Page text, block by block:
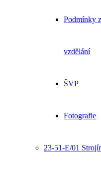
Podmínky
vzdělání
ŠVP
Fotografie
23-51-E/01